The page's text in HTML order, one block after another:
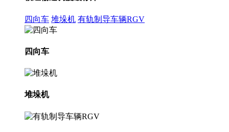
四向车 堆垛机 有轨制导车辆RGV
四向车
堆垛机